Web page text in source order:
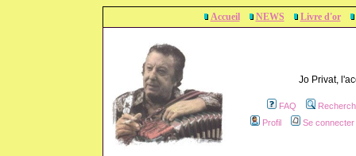
Accueil NEWS Livre d'or
Jo Privat,
FAQ
Profil
Se